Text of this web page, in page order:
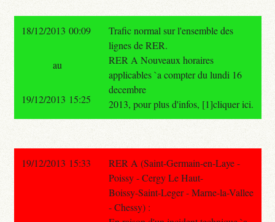
18/12/2013 00:09
Trafic normal sur l'ensemble des
lignes de RER.
RER A Nouveaux horaires
applicables `a compter du lundi 16
decembre
2013, pour plus d'infos, [1]cliquer ici.
au
19/12/2013 15:25
19/12/2013 15:33
RER A (Saint-Germain-en-Laye -
Poissy - Cergy Le Haut-
Boissy-Saint-Leger - Marne-la-Vallee
- Chessy) :